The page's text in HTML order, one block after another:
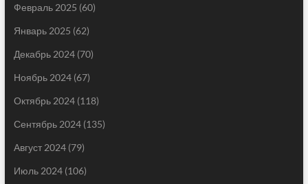
Февраль 2025 (60)
Январь 2025 (62)
Декабрь 2024(70)
Ноябрь 2024(67)
Октябрь 2024(118)
Сентябрь 2024(135)
Август 2024(79)
Июль 2024(106)